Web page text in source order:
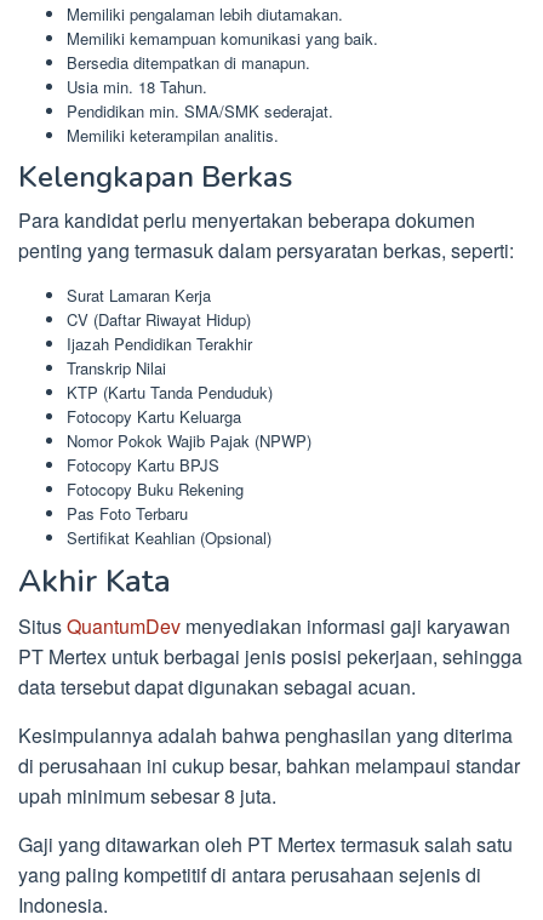
Memiliki pengalaman lebih diutamakan.
Memiliki kemampuan komunikasi yang baik.
Bersedia ditempatkan di manapun.
Usia min. 18 Tahun.
Pendidikan min. SMA/SMK sederajat.
Memiliki keterampilan analitis.
Kelengkapan Berkas
Para kandidat perlu menyertakan beberapa dokumen
penting yang termasuk dalam persyaratan berkas, seperti:
Surat Lamaran Kerja
CV (Daftar Riwayat Hidup)
Ijazah Pendidikan Terakhir
Transkrip Nilai
KTP (Kartu Tanda Penduduk)
Fotocopy Kartu Keluarga
Nomor Pokok Wajib Pajak (NPWP)
Fotocopy Kartu BPJS
Fotocopy Buku Rekening
Pas Foto Terbaru
Sertifikat Keahlian (Opsional)
Akhir Kata
SitusQuantumDev menyediakan informasi gaji karyawan
PT Mertex untuk berbagai jenis posisi pekerjaan, sehingga
data tersebut dapat digunakan sebagai acuan.
Kesimpulannya adalah bahwa penghasilan yang diterima
di perusahaan ini cukup besar, bahkan melampaui standar
upah minimum sebesar 8 juta.
Gaji yang ditawarkan oleh PT Mertex termasuk salah satu
yang paling kompetitif di antara perusahaan sejenis di
Indonesia.